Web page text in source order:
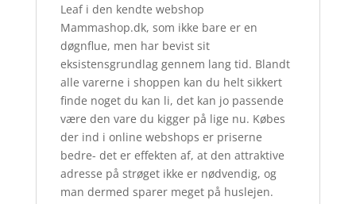
Leaf i den kendte webshop
Mammashop.dk, som ikke bare er en
døgnflue, men har bevist sit
eksistensgrundlag gennem lang tid. Blandt
alle varerne i shoppen kan du helt sikkert
finde noget du kan li, det kan jo passende
være den vare du kigger på lige nu. Købes
der ind i online webshops er priserne
bedre- det er effekten af, at den attraktive
adresse på strøget ikke er nødvendig, og
man dermed sparer meget på huslejen.